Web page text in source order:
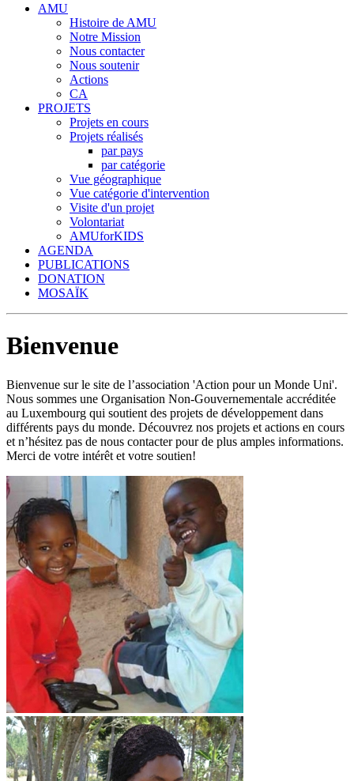
AMU
Histoire de AMU
Notre Mission
Nous contacter
Nous soutenir
Actions
CA
PROJETS
Projets en cours
Projets réalisés
par pays
par catégorie
Vue géographique
Vue catégorie d'intervention
Visite d'un projet
Volontariat
AMUforKIDS
AGENDA
PUBLICATIONS
DONATION
MOSAÏK
Bienvenue
Bienvenue sur le site de l’association 'Action pour un Monde Uni'.
Nous sommes une Organisation Non-Gouvernementale accréditée
au Luxembourg qui soutient des projets de développement dans
différents pays du monde. Découvrez nos projets et actions en cours
et n’hésitez pas de nous contacter pour de plus amples informations.
Merci de votre intérêt et votre soutien!